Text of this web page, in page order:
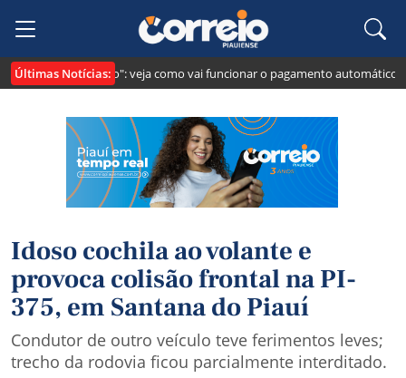
Últimas Notícias:
o "Pix Pensão": veja como vai funcionar o pagamento automático da
Idoso cochila ao volante e
provoca colisão frontal na PI-
375, em Santana do Piauí
Condutor de outro veículo teve ferimentos leves;
trecho da rodovia ficou parcialmente interditado.